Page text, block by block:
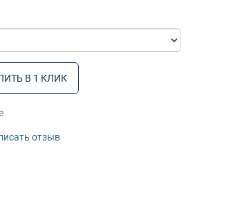
В 1 КЛИК
отзыв